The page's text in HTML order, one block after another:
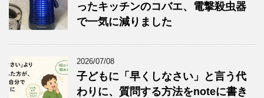
ったキッチンのコバエ、電撃殺虫器
で一気に減りました
2026/07/08
子どもに「早くしなさい」と言う代
わりに、質問する方法をnoteに書き